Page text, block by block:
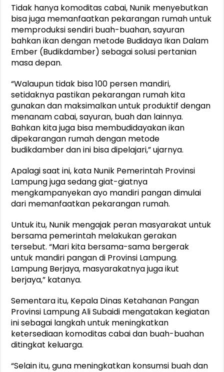
Tidak hanya komoditas cabai, Nunik menyebutkan
bisa juga memanfaatkan pekarangan rumah untuk
memproduksi sendiri buah-buahan, sayuran
bahkan ikan dengan metode Budidaya Ikan Dalam
Ember (Budikdamber) sebagai solusi pertanian
masa depan.
“Walaupun tidak bisa 100 persen mandiri,
setidaknya pastikan pekarangan rumah kita
gunakan dan maksimalkan untuk produktif dengan
menanam cabai, sayuran, buah dan lainnya.
Bahkan kita juga bisa membudidayakan ikan
dipekarangan rumah dengan metode
budikdamber dan ini bisa dipelajari,” ujarnya.
Apalagi saat ini, kata Nunik Pemerintah Provinsi
Lampung juga sedang giat-giatnya
mengkampanyekan ayo mandiri pangan dimulai
dari memanfaatkan pekarangan rumah.
Untuk itu, Nunik mengajak peran masyarakat untuk
bersama pemerintah melakukan gerakan
tersebut. “Mari kita bersama-sama bergerak
untuk mandiri pangan di Provinsi Lampung.
Lampung Berjaya, masyarakatnya juga ikut
berjaya,” katanya.
Sementara itu, Kepala Dinas Ketahanan Pangan
Provinsi Lampung Ali Subaidi mengatakan kegiatan
ini sebagai langkah untuk meningkatkan
ketersediaan komoditas cabai dan buah-buahan
ditingkat keluarga.
“Selain itu, guna meningkatkan konsumsi buah dan